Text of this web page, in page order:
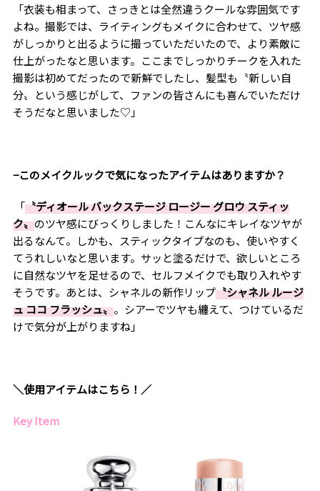
「衣装も相まって、さっきとは全然違うクールな雰囲気です
よね。撮影では、ライティングもメイクに合わせて、ツヤ感
がしっかりと出るように撮っていただいたので、より素敵に
仕上がったなと思います。ここまでしっかりチークを入れた
撮影は初めてだったので新鮮でしたし、髪型も 〝新しい自
分〟
という感じがして、ファンの皆さんにも喜んでいただけ
そうだなと思いました♡ 」
−このメイクルックで気になったアイテムはありますか？
「〝ディオール バックステージ ロージー グロウ スティッ
ク〟のツヤ感にびっくりしました！こんなにキレイなツヤが
出るなんて。しかも、スティックタイプなのも、使いやすく
てうれしいなと思います。サッと塗るだけで、欲しいところ
に自然なツヤを足せるので、セルフメイクでも取り入れやす
そうです。あとは、シャネルの新作リップ〝シャネル ルージ
ュ ココ フラッシュ〟。 シアーでツヤも纏えて、つけているだ
けで気分が上がりますね」
＼使用アイテムはこちら！／
Key Item